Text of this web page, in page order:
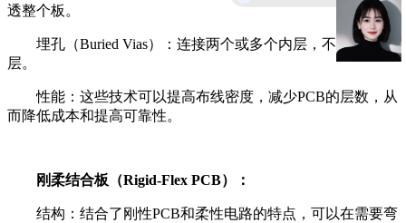
透整个板。
埋孔（Buried Vias）：连接两个或多个内层，不延伸到外
层。
性能：这些技术可以提高布线密度，减少PCB的层数，从
而降低成本和提高可靠性。
刚柔结合板（Rigid-Flex PCB）：
结构：结合了刚性PCB和柔性电路的特点，可以在需要弯